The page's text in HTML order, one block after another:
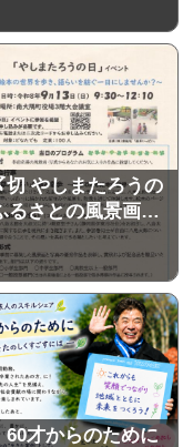
切 やしまたろうの
るさとの風景画…
才からのために